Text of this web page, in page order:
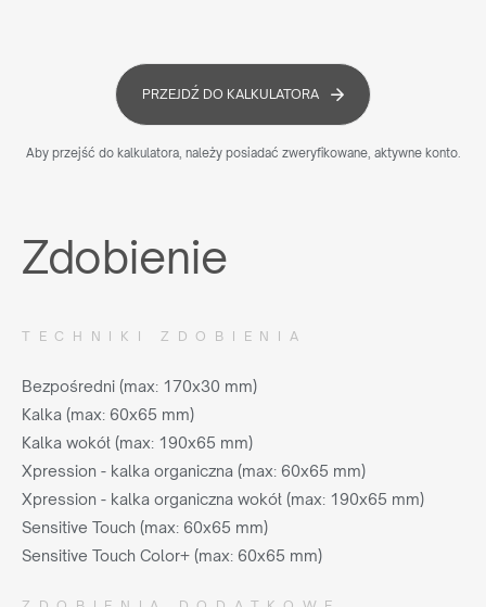
PRZEJDŹ DO KALKULATORA
Aby przejść do kalkulatora, należy posiadać zweryfikowane, aktywne konto.
Zdobienie
TECHNIKI ZDOBIENIA
Bezpośredni (max: 170x30 mm)
Kalka (max: 60x65 mm)
Kalka wokół (max: 190x65 mm)
Xpression - kalka organiczna (max: 60x65 mm)
Xpression - kalka organiczna wokół (max: 190x65 mm)
Sensitive Touch (max: 60x65 mm)
Sensitive Touch Color+ (max: 60x65 mm)